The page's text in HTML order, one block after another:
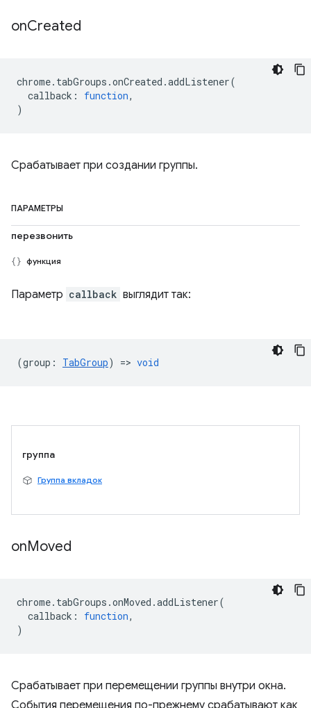
onCreated
chrome. tabGroups .onCreated .addListener(
callback : function,
)
Срабатывает при создании группы.
ПАРАМЕТРЫ
перезвонить
функция
Параметр callback выглядит так:
(group : TabGroup) => void
группа
Группа вкладок
onMoved
chrome. tabGroups .onMoved .addListener(
callback : function,
)
Срабатывает при перемещении группы внутри окна.
События перемещения по-прежнему срабатывают как